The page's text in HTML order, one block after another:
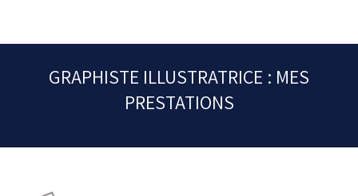
GRAPHISTE ILLUSTRATRICE : MES
PRESTATIONS